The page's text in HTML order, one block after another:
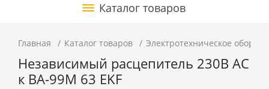
Каталог товаров
Главная Каталог товаров Электротехническое
Независимый расцепитель 230В АС
к ВА-99М 63 EKF